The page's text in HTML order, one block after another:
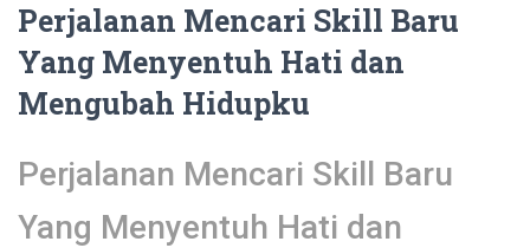
Perjalanan Mencari Skill Baru
Yang Menyentuh Hati dan
Mengubah Hidupku
Perjalanan Mencari Skill Baru
Yang Menyentuh Hati dan